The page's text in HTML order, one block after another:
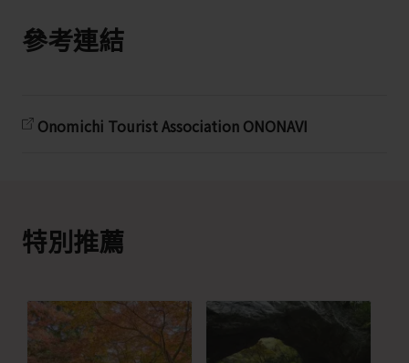
參考連結
Onomichi Tourist Association ONONAVI
特別推薦